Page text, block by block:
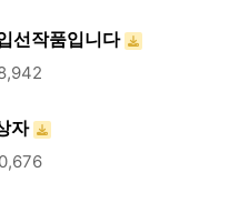
선작품입니다
자